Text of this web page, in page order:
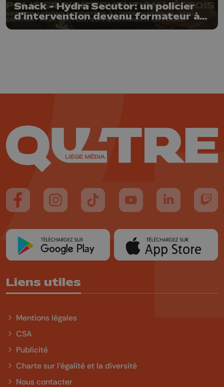
Snack - Hydra Secutor: un policier
d'intervention devenu formateur à
Suivez-nous sur FaceBook
Suivez-nous sur Instagram
Suivez-nous sur TikTok
Suivez-nous sur YouTube
Suivez-nous
Liens utiles
Mentions légales
CSA
Publicité
Charte sur l'égalité et la diversité
Nous contacter